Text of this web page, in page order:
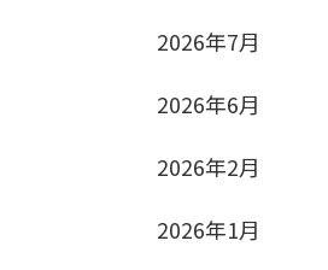
2026年7月
2026年6月
2026年2月
2026年1月